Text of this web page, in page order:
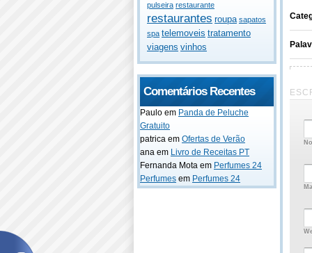
pulseira restaurante
restaurantes roupa sapatos
spa telemoveis tratamento
viagens vinhos
Comentários Recentes
Paulo em Panda de Peluche
Gratuito
patrica em Ofertas de Verão
ana em Livro de Receitas PT
Fernanda Mota em Perfumes 24
Perfumes em Perfumes 24